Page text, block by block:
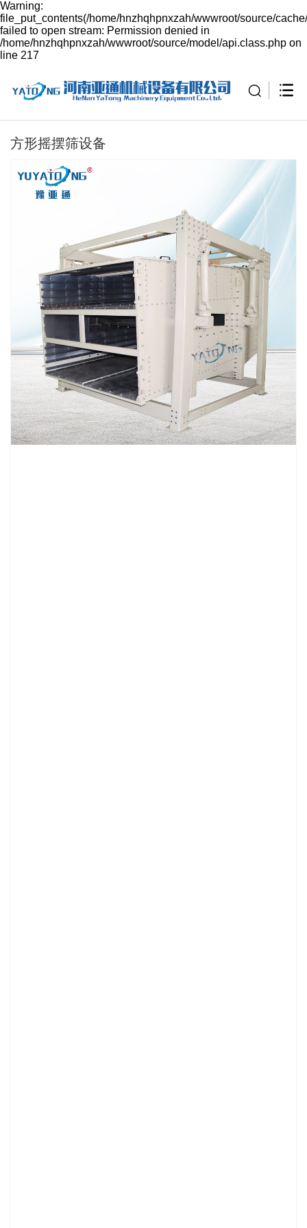
Warning:
file_put_contents(/home/hnzhqhpnxzah/wwwroot/source/
failed to open stream: Permission denied in
/home/hnzhqhpnxzah/wwwroot/source/model/api.class.php on
line 217
方形摇摆筛设备